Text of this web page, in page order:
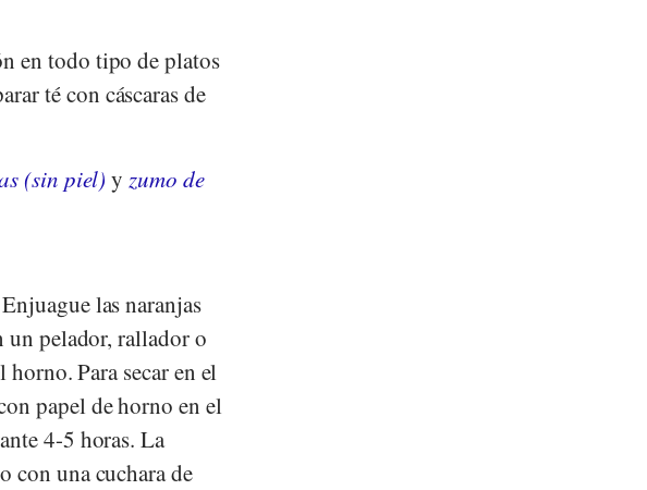
en todo tipo de platos
té con cáscaras de
(sin piel) yzumo de
las naranjas
un pelador, rallador o
horno. Para secar en el
papel de horno en el
4-5 horas. La
con una cuchara de